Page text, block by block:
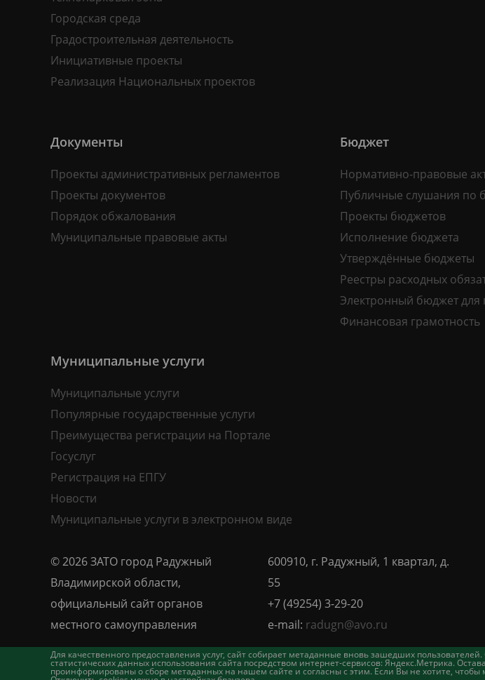
Для качественного предоставления услуг, сайт собирает метаданные вновь зашедших
статистических данных использования сайта посредством интернет-сервисов: Яндекс.Метрика.
проинформированы о сборе метаданных на нашем сайте и согласны с этим. Если Вы не хотите,
Городская среда
Градостроительная деятельность
Инициативные проекты
Реализация Национальных проектов
Документы
Проекты административных регламентов
Проекты документов
Порядок обжалования
Муниципальные правовые акты
Бюджет
Нормативно-правовые
Публичные слушания по
Проекты бюджетов
Исполнение бюджета
Утверждённые бюджеты
Реестры расходных
Электронный бюджет для
Финансовая грамотность
Муниципальные услуги
Муниципальные услуги
Популярные государственные услуги
Преимущества регистрации на Портале
Госуслуг
Регистрация на ЕПГУ
Новости
Муниципальные услуги в электронном виде
© 2026 ЗАТО город Радужный
Владимирской области,
официальный сайт органов
местного самоуправления
600910, г. Радужный, 1 квартал, д.
55
+7 (49254) 3-29-20
e-mail: radugn@avo.ru